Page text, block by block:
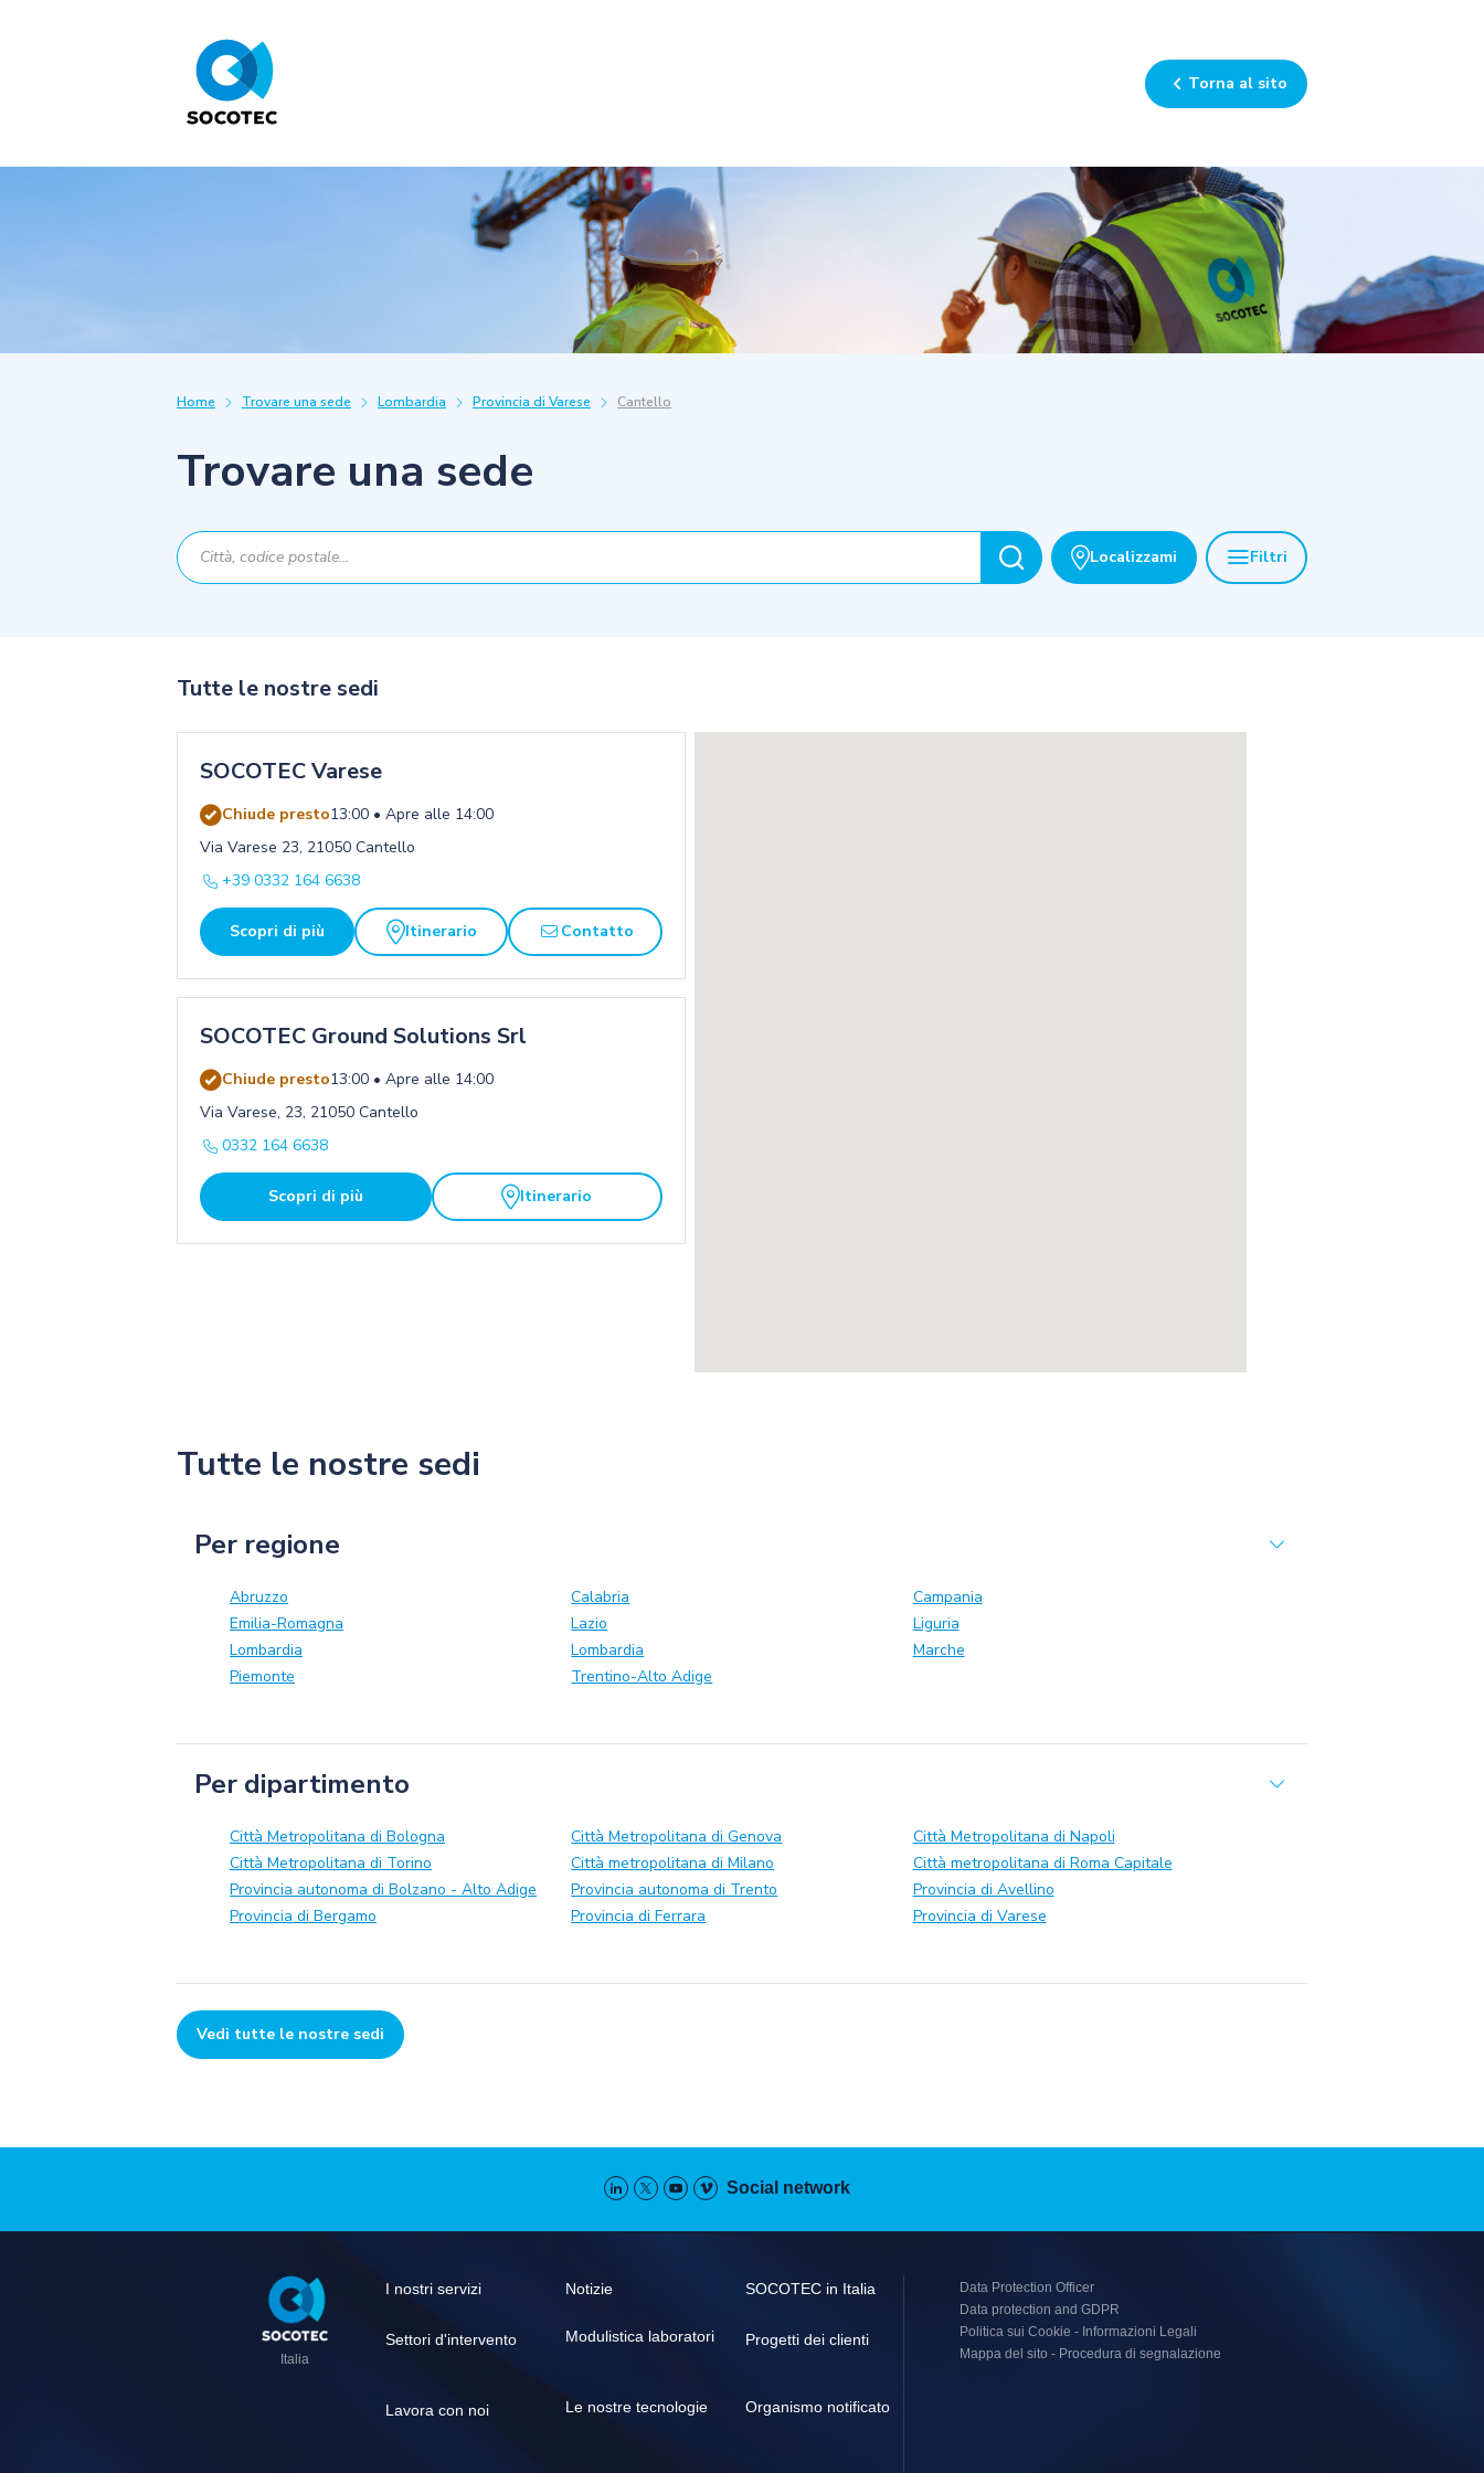
Torna al sito
Home Trovare una sede Lombardia Provincia di Varese Cantello
Trovare una sede
Localizzami Filtri
Tutte le nostre sedi
SOCOTEC Varese
Chiude presto13:00 • Apre alle 14:00
Via Varese 23, 21050 Cantello
+39 0332 164 6638
Scopri di più Itinerario Contatto
SOCOTEC Ground Solutions Srl
Chiude presto13:00 • Apre alle 14:00
Via Varese, 23, 21050 Cantello
0332 164 6638
Scopri di più Itinerario
Tutte le nostre sedi
Per regione
Abruzzo Calabria
Campania
Emilia-Romagna
Lazio
Liguria
Lombardia
Lombardia
Marche
Piemonte
Trentino-Alto Adige
Per dipartimento
Città Metropolitana di Bologna Città Metropolitana di Genova
Città Metropolitana di Napoli
Città Metropolitana di Torino
Città metropolitana di Milano
Città metropolitana di Roma Capitale
Provincia autonoma di Bolzano - Alto Adige
Provincia autonoma di Trento
Provincia di Avellino
Provincia di Bergamo
Provincia di Ferrara Provincia di Varese
Vedi tutte le nostre sedi
Social network
Pied
de
page
Italia
I nostri servizi Notizie SOCOTEC in Italia
Settori d'intervento Modulistica laboratori Progetti dei clienti
Lavora con noi Le nostre tecnologie Organismo notificato
(secondaire)
Data Protection Officer
Data protection and GDPR
Politica sui Cookie
Informazioni Legali
Mappa del sito
Procedura di segnalazione